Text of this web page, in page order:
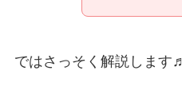
ではさっそく解説します♬